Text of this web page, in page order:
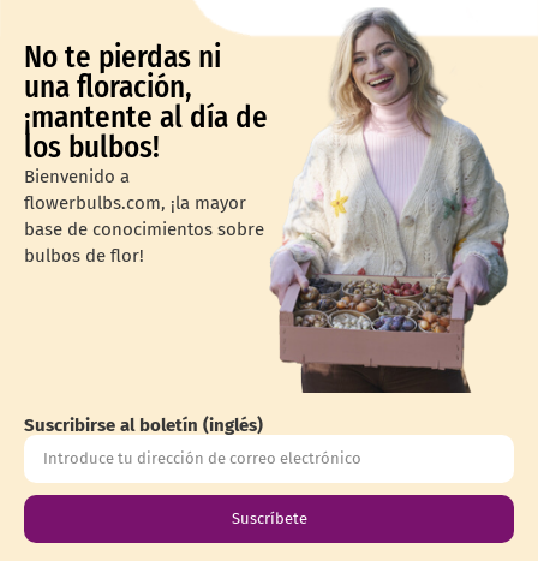
No te pierdas ni
una floración,
¡mantente al día de
los bulbos!
Bienvenido a
flowerbulbs.com, ¡la mayor
base de conocimientos sobre
bulbos de flor!
Suscribirse al boletín (inglés)
Suscríbete